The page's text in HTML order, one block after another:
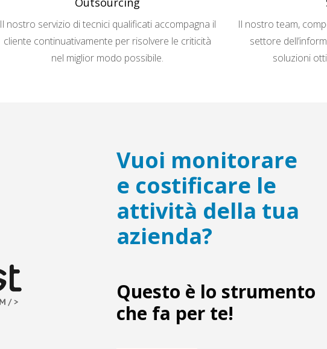
Il nostro servizio di tecnici qualificati accompagna il
cliente continuativamente per risolvere le criticità
nel miglior modo possibile.
Il nostro team,
settore
soluzioni
Vuoi monitorare
e costificare le
attività della tua
azienda?
Questo è lo strumento
che fa per te!